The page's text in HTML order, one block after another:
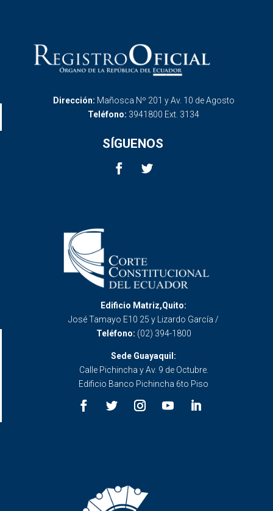
Dirección: Mañosca Nº 201 y Av. 10 de Agosto
Teléfono: 3941800 Ext. 3134
SÍGUENOS
Edificio Matriz,Quito:
José Tamayo E10 25 y Lizardo García /
Teléfono: (02) 394-1800
Sede Guayaquil:
Calle Pichincha y Av. 9 de Octubre.
Edificio Banco Pichincha 6to Piso